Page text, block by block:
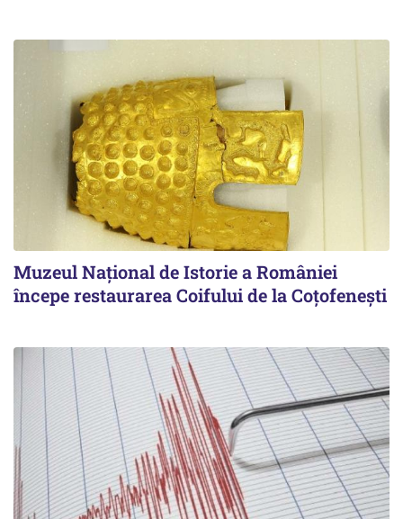
Muzeul Național de Istorie a României
începe restaurarea Coifului de la Coțofenești